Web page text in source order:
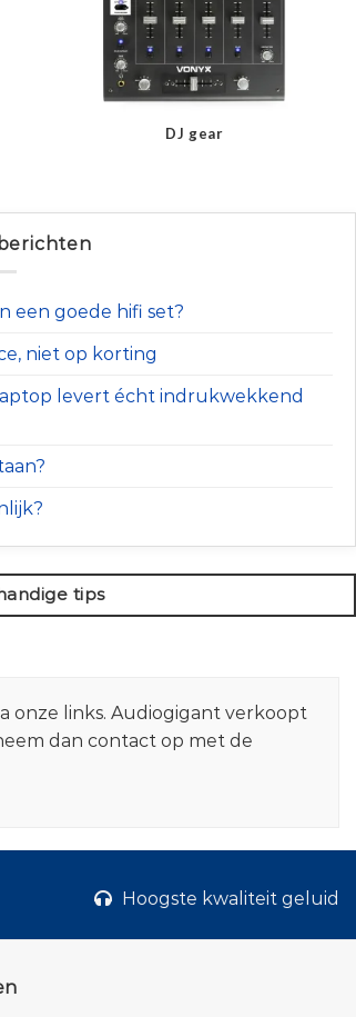
DJ gear
een goede hifi set?
niet op korting
levert écht indrukwekkend
tips
onze links. Audiogigant verkoopt
dan contact op met de
Hoogste kwaliteit geluid